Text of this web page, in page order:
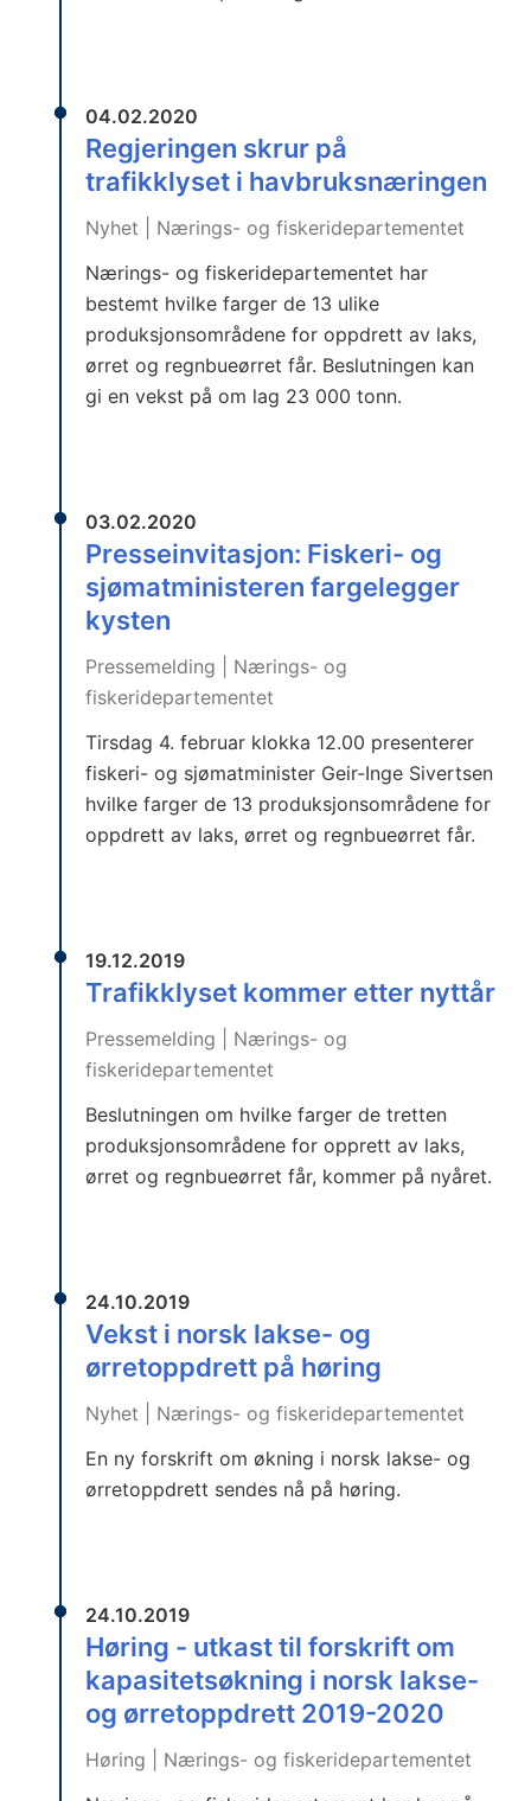
04.02.2020
Regjeringen skrur på
trafikklyset i havbruksnæringen
Nyhet | Nærings- og fiskeridepartementet
Nærings- og fiskeridepartementet har
bestemt hvilke farger de 13 ulike
produksjonsområdene for oppdrett av laks,
ørret og regnbueørret får. Beslutningen kan
gi en vekst på om lag 23 000 tonn.
03.02.2020
Presseinvitasjon: Fiskeri- og
sjømatministeren fargelegger
kysten
Pressemelding | Nærings- og
fiskeridepartementet
Tirsdag 4. februar klokka 12.00 presenterer
fiskeri- og sjømatminister Geir-Inge Sivertsen
hvilke farger de 13 produksjonsområdene for
oppdrett av laks, ørret og regnbueørret får.
19.12.2019
Trafikklyset kommer etter nyttår
Pressemelding | Nærings- og
fiskeridepartementet
Beslutningen om hvilke farger de tretten
produksjonsområdene for opprett av laks,
ørret og regnbueørret får, kommer på nyåret.
24.10.2019
Vekst i norsk lakse- og
ørretoppdrett på høring
Nyhet | Nærings- og fiskeridepartementet
En ny forskrift om økning i norsk lakse- og
ørretoppdrett sendes nå på høring.
24.10.2019
Høring - utkast til forskrift om
kapasitetsøkning i norsk lakse-
og ørretoppdrett 2019-2020
Høring | Nærings- og fiskeridepartementet